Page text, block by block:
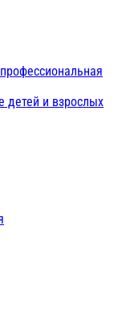
детей и взрослых